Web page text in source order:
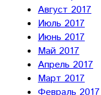
Август 2017
Июль 2017
Июнь 2017
Май 2017
Апрель 2017
Март 2017